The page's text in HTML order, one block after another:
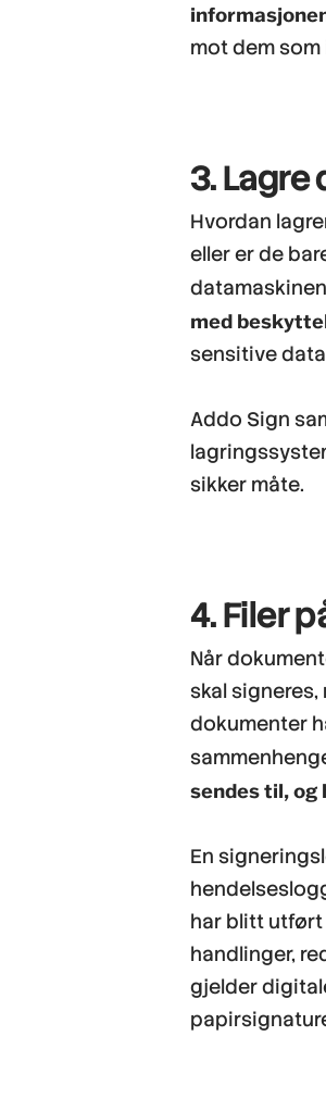
mot dem som
3.
Hvordan
eller er de
med
sensitive
Addo Sign
sikker måte.
4. Filer
Når
skal
dokumenter
sendes til, og
En
har blitt utført
handlinger,
gjelder